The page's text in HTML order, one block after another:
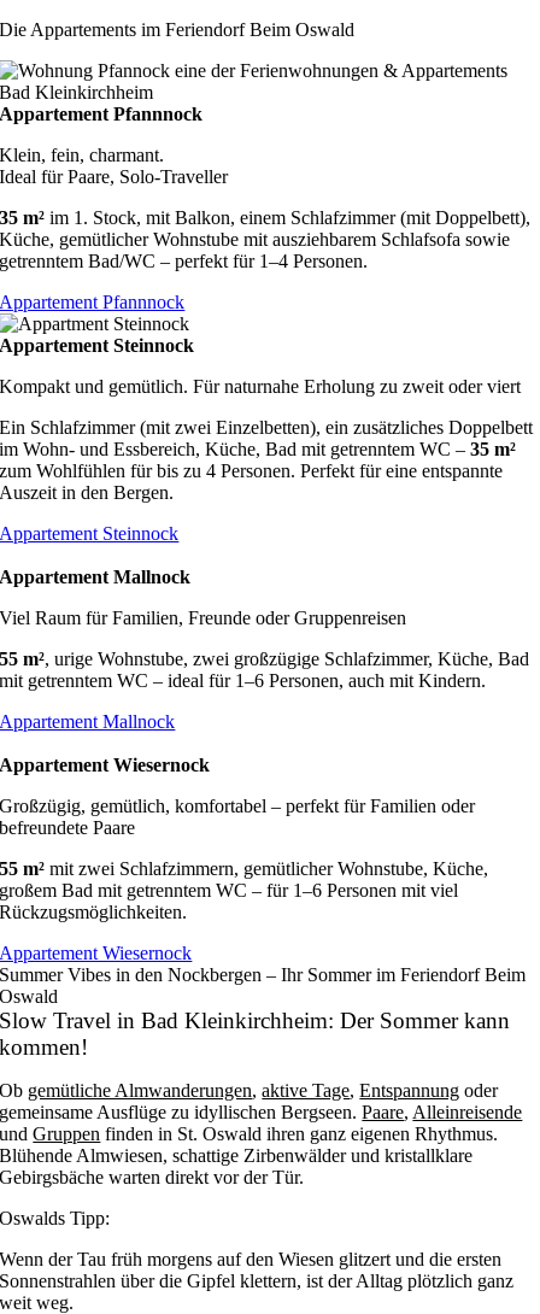
Die Appartements im Feriendorf Beim Oswald
Appartement Pfannnock
Klein, fein, charmant.
Ideal für Paare, Solo-Traveller
35 m² im 1. Stock, mit Balkon, einem Schlafzimmer (mit Doppelbett),
Küche, gemütlicher Wohnstube mit ausziehbarem Schlafsofa sowie
getrenntem Bad/WC – perfekt für 1–4 Personen.
Appartement Pfannnock
Appartement Steinnock
Kompakt und gemütlich. Für naturnahe Erholung zu zweit oder viert
Ein Schlafzimmer (mit zwei Einzelbetten), ein zusätzliches Doppelbett
im Wohn- und Essbereich, Küche, Bad mit getrenntem WC –35 m²
zum Wohlfühlen für bis zu 4 Personen. Perfekt für eine entspannte
Auszeit in den Bergen.
Appartement Steinnock
Appartement Mallnock
Viel Raum für Familien, Freunde oder Gruppenreisen
55 m², urige Wohnstube, zwei großzügige Schlafzimmer, Küche, Bad
mit getrenntem WC – ideal für 1–6 Personen, auch mit Kindern.
Appartement Mallnock
Appartement Wiesernock
Großzügig, gemütlich, komfortabel – perfekt für Familien oder
befreundete Paare
55 m² mit zwei Schlafzimmern, gemütlicher Wohnstube, Küche,
großem Bad mit getrenntem WC – für 1–6 Personen mit viel
Rückzugsmöglichkeiten.
Appartement Wiesernock
Summer Vibes in den Nockbergen – Ihr Sommer im Feriendorf Beim
Oswald
Slow Travel in Bad Kleinkirchheim: Der Sommer kann
kommen!
Ob gemütliche Almwanderungen,aktive Tage,Entspannung oder
gemeinsame Ausflüge zu idyllischen Bergseen.Paare, Alleinreisende
undGruppen finden in St. Oswald ihren ganz eigenen Rhythmus.
Blühende Almwiesen, schattige Zirbenwälder und kristallklare
Gebirgsbäche warten direkt vor der Tür.
Oswalds Tipp:
Wenn der Tau früh morgens auf den Wiesen glitzert und die ersten
Sonnenstrahlen über die Gipfel klettern, ist der Alltag plötzlich ganz
weit weg.